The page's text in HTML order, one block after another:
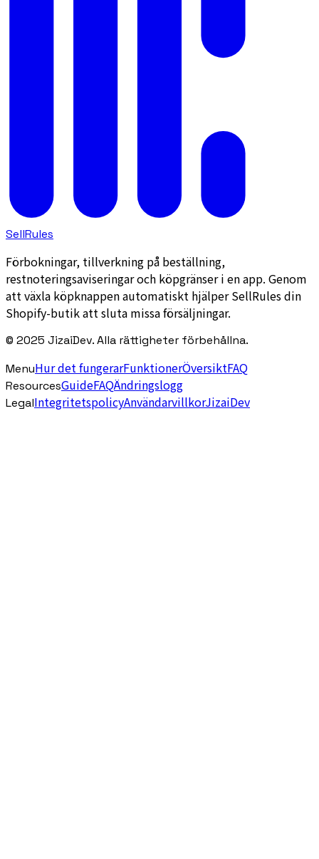
SellRules
Förbokningar, tillverkning på beställning,
restnoteringsaviseringar och köpgränser i en app. Genom
att växla köpknappen automatiskt hjälper SellRules din
Shopify-butik att sluta missa försäljningar.
© 2025 JizaiDev. Alla rättigheter förbehållna.
MenuHur det fungerarFunktionerÖversiktFAQ
ResourcesGuideFAQÄndringslogg
LegalIntegritetspolicyAnvändarvillkorJizaiDev